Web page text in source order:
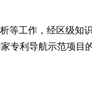
等工作，经区级
专利导航示范项目